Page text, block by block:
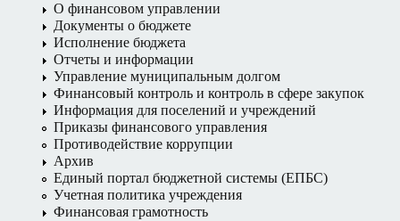
О финансовом управлении
Документы о бюджете
Исполнение бюджета
Отчеты и информации
Управление муниципальным долгом
Финансовый контроль и контроль в сфере закупок
Информация для поселений и учреждений
Приказы финансового управления
Противодействие коррупции
Архив
Единый портал бюджетной системы (ЕПБС)
Учетная политика учреждения
Финансовая грамотность